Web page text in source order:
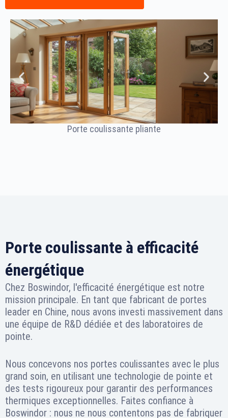
Porte coulissante pliante
Porte coulissante à efficacité
énergétique
Chez Boswindor, l'efficacité énergétique est notre
mission principale. En tant que fabricant de portes
leader en Chine, nous avons investi massivement dans
une équipe de R&D dédiée et des laboratoires de
pointe.
Nous concevons nos portes coulissantes avec le plus
grand soin, en utilisant une technologie de pointe et
des tests rigoureux pour garantir des performances
thermiques exceptionnelles. Faites confiance à
Boswindor : nous ne nous contentons pas de fabriquer